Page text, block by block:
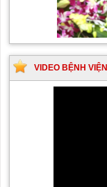
VIDEO BỆNH VIỆN